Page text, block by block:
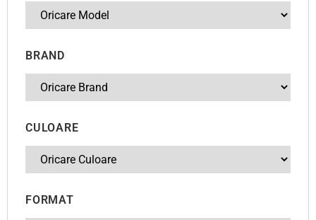
BRAND
CULOARE
FORMAT